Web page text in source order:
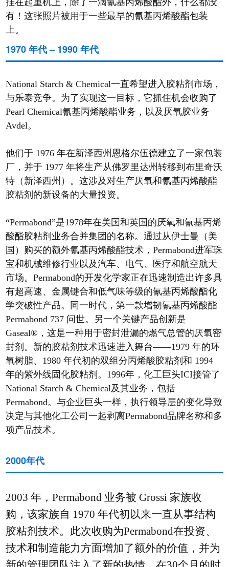
挂在起重机上，除了一滴氰基丙烯酸酯外，什么都没
有！这张照片被用于一些最早的氰基丙烯酸酯包装
上。
1970 年代 – 1990 年代
National Starch & Chemical一直希望进入胶粘剂市场，
与乐泰竞争。为了实现这一目标，它抓住机会收购了
Pearl Chemical氰基丙烯酸酯业务，以及厌氧胶业务
Avdel。
他们于 1976 年在新泽西州恩格尔伍德建立了一家包装
厂，并于 1977 年将生产从佛罗里达州转移到布里奇沃
特（新泽西州）。这涉及对生产厌氧和氰基丙烯酸酯
胶粘剂的新设备的大量投资。
“Permabond”是1978年在美国和英国的厌氧和氰基丙烯
酸酯胶粘剂业务合并集团的名称。通过从伊士曼（美
国）购买的额外氰基丙烯酸酯技术，Permabond进军珠
宝和机械维修行业以及汽车、电气、医疗和航空航天
市场。Permabond的开发化学家正在迅速制造出许多具
有超高速、金属键合和低气味等级的氰基丙烯酸酯化
学突破性产品。同一时代，第一款增韧氰基丙烯酸酯
Permabond 737 问世。另一个关键产品创新是
Gaseal®，这是一种用于密封泄漏的燃气总管的厌氧密
封剂。新的胶粘剂技术迅速进入舞台——1979 年的环
氧树脂、1980 年代初的双组分丙烯酸胶粘剂和 1994
年的紫外线固化胶粘剂。1996年，化工巨头ICI接管了
National Starch & Chemical及其业务，包括
Permabond。与企业巨头一样，执行领导层的变化导致
决定与其他化工公司一起剥离Permabond品牌名称和多
项产品技术。
2000年代
2003 年，Permabond 业务被 Grossi 家族收
购，该家族自 1970 年代初以来一直从事结构
胶粘剂技术。此次收购为Permabond在投资、
技术和制造能力方面增加了额外的价值，并为